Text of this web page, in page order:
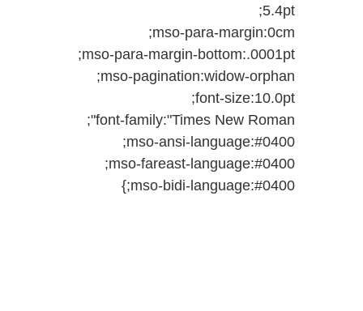
5.4pt;
mso-para-margin:0cm;
mso-para-margin-bottom:.0001pt;
mso-pagination:widow-orphan;
font-size:10.0pt;
font-family:"Times New Roman";
mso-ansi-language:#0400;
mso-fareast-language:#0400;
mso-bidi-language:#0400;}